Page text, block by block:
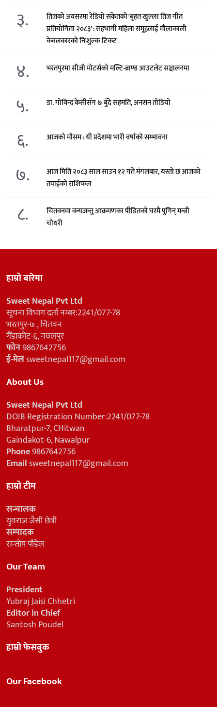
३.
तिजको अवसरमा रेडियो संकेतको ‘बृहत खुल्ला तिज गीत
प्रतियोगिता २०८३’ : सहभागी महिला समूहलाई मौलाकाली
केवलकारको निःशुल्क टिकट
४. भरतपुरमा सीजी मोटर्सको मल्टि-ब्राण्ड आउटलेट सञ्चालनमा
५. डा. गोविन्द केसीसँग ७ बुँदे सहमति, अनसन तोडियो
६. आजको मौसम : यी प्रदेशमा भारी वर्षाको सम्भावना
७.
आज मिति २०८३ साल साउन १२ गते मंगलबार, यस्तो छ आजको
तपाईको राशिफल
८.
चितवनमा वन्यजन्तु आक्रमणका पीडितको घरमै पुगिन् मन्त्री
चौधरी
हाम्रो बारेमा
Sweet Nepal Pvt Ltd
सूचना विभाग दर्ता नम्बर:2241/077-78
भरतपुर-७ , चितवन
गैँडाकोट-६, नवलपुर
फोन9867642756
ई-मेलsweetnepal117@gmail.com
About Us
Sweet Nepal Pvt Ltd
DOIB Registration Number:2241/077-78
Bharatpur-7, CHitwan
Gaindakot-6, Nawalpur
Phone9867642756
Emailsweetnepal117@gmail.com
हाम्रो टीम
सन्चालक
युवराज जैसी छेत्री
सम्पादक
सन्तोष पौडेल
Our Team
President
Yubraj Jaisi Chhetri
Editor in Chief
Santosh Poudel
हाम्रो फेसबुक
Our Facebook